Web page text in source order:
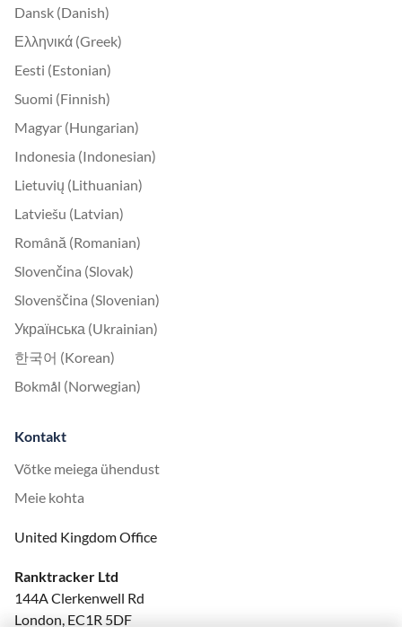
Dansk (Danish)
Ελληνικά (Greek)
Eesti (Estonian)
Suomi (Finnish)
Magyar (Hungarian)
Indonesia (Indonesian)
Lietuvių (Lithuanian)
Latviešu (Latvian)
Română (Romanian)
Slovenčina (Slovak)
Slovenščina (Slovenian)
Українська (Ukrainian)
한국어 (Korean)
Bokmål (Norwegian)
Kontakt
Võtke meiega ühendust
Meie kohta
United Kingdom Office
Ranktracker Ltd
144A Clerkenwell Rd
London, EC1R 5DF